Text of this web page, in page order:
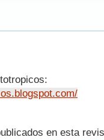
en esta